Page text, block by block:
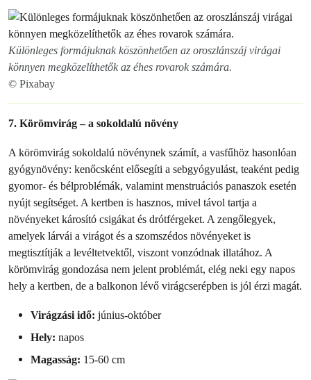
Különleges formájuknak köszönhetően az oroszlánszáj virágai
könnyen megközelíthetők az éhes rovarok számára.
© Pixabay
7. Körömvirág – a sokoldalú növény
A körömvirág sokoldalú növénynek számít, a vasfűhöz hasonlóan
gyógynövény: kenőcsként elősegíti a sebgyógyulást, teaként pedig
gyomor- és bélproblémák, valamint menstruációs panaszok esetén
nyújt segítséget. A kertben is hasznos, mivel távol tartja a
növényeket károsító csigákat és drótférgeket. A zengőlegyek,
amelyek lárvái a virágot és a szomszédos növényeket is
megtisztítják a levéltetvektől, viszont vonzódnak illatához. A
körömvirág gondozása nem jelent problémát, elég neki egy napos
hely a kertben, de a balkonon lévő virágcserépben is jól érzi magát.
Virágzási idő: június-október
Hely: napos
Magasság: 15-60 cm